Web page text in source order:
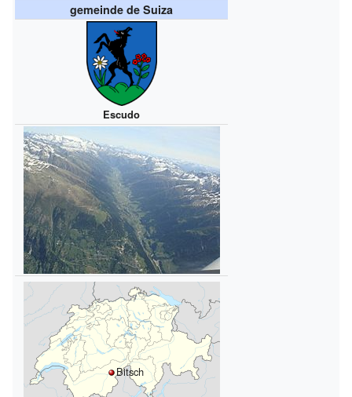
gemeinde de Suiza
Escudo
Bitsch